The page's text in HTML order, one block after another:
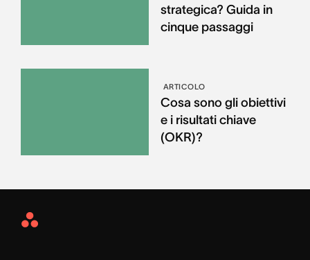
strategica? Guida in
cinque passaggi
ARTICOLO
Cosa sono gli obiettivi
e i risultati chiave
(OKR)?
Asana